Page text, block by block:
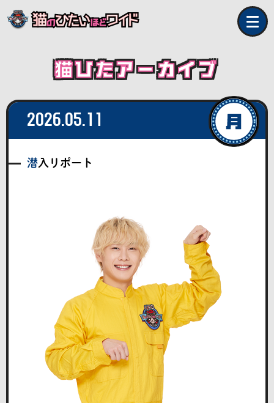
猫ひたアーカイブ
2026.05.11
潜入リポート